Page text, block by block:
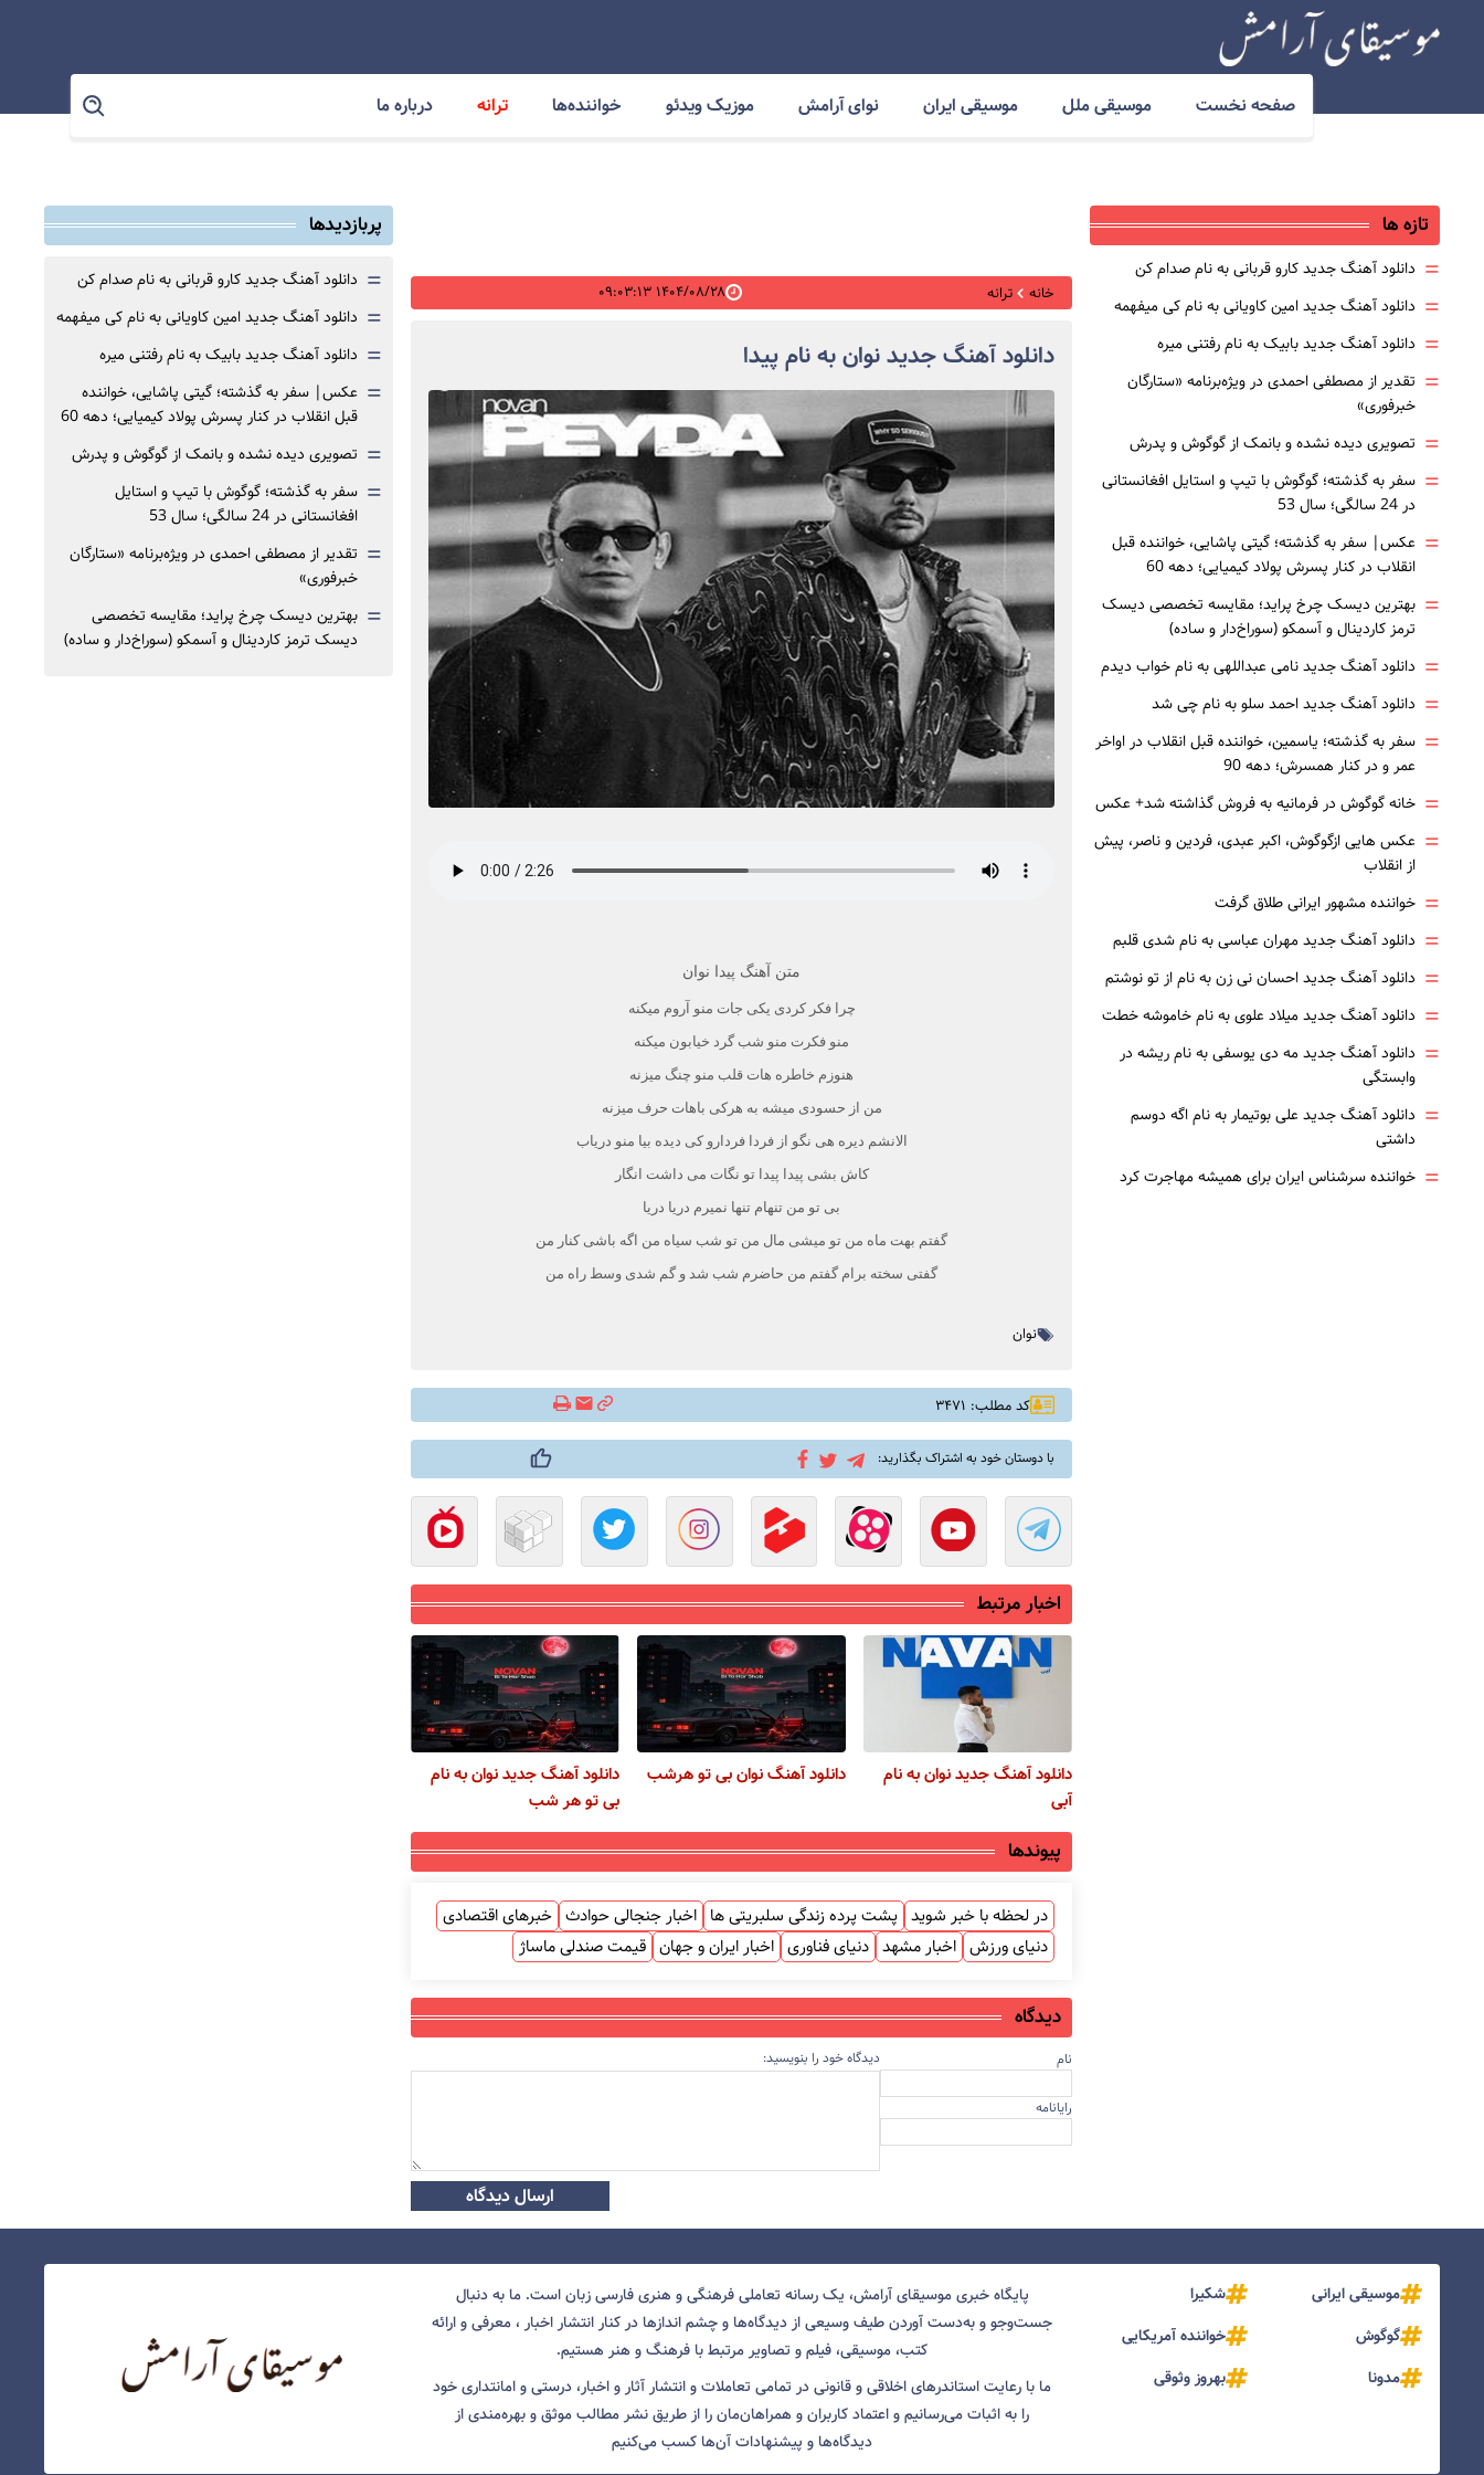
صفحه نخست موسیقی ملل موسیقی ایران نوای آرامش موزیک ویدئو خواننده‌ها ترانه درباره ما
خانه ترانه ۱۴۰۴/۰۸/۲۸ ۰۹:۰۳:۱۳
دانلود آهنگ جدید نوان به نام پیدا
متن آهنگ پیدا نوان
چرا‌ فکر کردی یکی جات منو آروم میکنه
منو فکرت منو شب گرد خیابون میکنه
هنوزم خاطره ‌هات قلب منو چنگ میزنه
من از حسودی میشه به هرکی باهات حرف میزنه
الانشم دیره هی نگو از فردا فردارو کی دیده بیا منو دریاب
کاش بشی پیدا پیدا تو نگات می ‌داشت انگار
بی تو من تنهام تنها نمیرم دریا دریا
گفتم بهت ماه من تو میشی مال من تو شب سیاه من اگه باشی کنار من
گفتی سخته برام گفتم من حاضرم شب شد و گم شدی وسط راه من
نوان
کد مطلب: ۳۴۷۱
با دوستان خود به اشتراک بگذارید:
اخبار مرتبط
دانلود آهنگ جدید نوان به نام
آبی
دانلود آهنگ نوان بی تو هرشب
دانلود آهنگ جدید نوان به نام
بی تو هر شب
پیوندها
در لحظه با خبر شوید پشت پرده زندگی سلبریتی ها اخبار جنجالی حوادث خبرهای اقتصادی
دنیای ورزش اخبار مشهد دنیای فناوری اخبار ایران و جهان قیمت صندلی ماساژ
دیدگاه
نام
رایانامه
دیدگاه خود را بنویسید:
ارسال دیدگاه
تازه ها
= دانلود آهنگ جدید کارو قربانی به نام صدام کن
= دانلود آهنگ جدید امین کاویانی به نام کی میفهمه
= دانلود آهنگ جدید بابیک به نام رفتنی میره
= تقدیر از مصطفی احمدی در ویژه‌برنامه «ستارگان
خبرفوری»
= تصویری دیده نشده و بانمک از گوگوش و پدرش
= سفر به گذشته؛ گوگوش با تیپ و استایل افغانستانی
در 24 سالگی؛ سال 53
= عکس| سفر به گذشته؛ گیتی پاشایی، خواننده قبل
انقلاب در کنار پسرش پولاد کیمیایی؛ دهه 60
= بهترین دیسک چرخ پراید؛ مقایسه تخصصی دیسک
ترمز کاردینال و آسمکو (سوراخ‌دار و ساده)
= دانلود آهنگ جدید نامی عبداللهی به نام خواب دیدم
= دانلود آهنگ جدید احمد سلو به نام چی شد
= سفر به گذشته؛ یاسمین، خواننده قبل انقلاب در اواخر
عمر و در کنار همسرش؛ دهه 90
= خانه گوگوش در فرمانیه به فروش گذاشته شد+ عکس
= عکس هایی ازگوگوش، اکبر عبدی، فردین و ناصر، پیش
از انقلاب
= خواننده مشهور ایرانی طلاق گرفت
= دانلود آهنگ جدید مهران عباسی به نام شدی قلبم
= دانلود آهنگ جدید احسان نی زن به نام از تو نوشتم
= دانلود آهنگ جدید میلاد علوی به نام خاموشه خطت
= دانلود آهنگ جدید مه دی یوسفی به نام ریشه در
وابستگی
= دانلود آهنگ جدید علی بوتیمار به نام اگه دوسم
داشتی
= خواننده سرشناس ایران برای همیشه مهاجرت کرد
پربازدیدها
= دانلود آهنگ جدید کارو قربانی به نام صدام کن
= دانلود آهنگ جدید امین کاویانی به نام کی میفهمه
= دانلود آهنگ جدید بابیک به نام رفتنی میره
= عکس| سفر به گذشته؛ گیتی پاشایی، خواننده
قبل انقلاب در کنار پسرش پولاد کیمیایی؛ دهه 60
= تصویری دیده نشده و بانمک از گوگوش و پدرش
= سفر به گذشته؛ گوگوش با تیپ و استایل
افغانستانی در 24 سالگی؛ سال 53
= تقدیر از مصطفی احمدی در ویژه‌برنامه «ستارگان
خبرفوری»
= بهترین دیسک چرخ پراید؛ مقایسه تخصصی
دیسک ترمز کاردینال و آسمکو (سوراخ‌دار و ساده)
موسیقی ایرانی
شکیرا
گوگوش
خواننده آمریکایی
مدونا
بهروز وثوقی
پایگاه خبری موسیقای آرامش، یک رسانه تعاملی فرهنگی و هنری فارسی زبان است. ما به دنبال
جست‌و‌جو و به‌دست آوردن طیف وسیعی از دیدگاه‌ها و چشم انداز‌ها در کنار انتشار اخبار ، معرفی و ارائه
کتب، موسیقی، فیلم و تصاویر مرتبط با فرهنگ و هنر هستیم.
ما با رعایت استاندرهای اخلاقی و قانونی در تمامی تعاملات و انتشار آثار و اخبار، درستی و امانتداری خود
را به اثبات می‌رسانیم و اعتماد کاربران و همراهان‌مان را از طریق نشر مطالب موثق و بهره‌مندی از
دیدگاه‌ها و پیشنهادات آن‌ها کسب می‌کنیم